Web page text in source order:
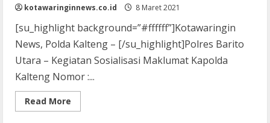
kotawaringinnews.co.id 8 Maret 2021
[su_highlight background=”#ffffff”]Kotawaringin
News, Polda Kalteng – [/su_highlight]Polres Barito
Utara – Kegiatan Sosialisasi Maklumat Kapolda
Kalteng Nomor :...
Read More
more